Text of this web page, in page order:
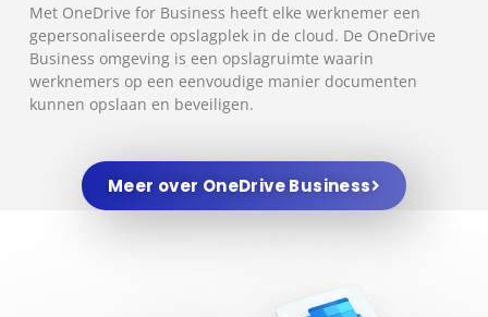
Met OneDrive for Business heeft elke werknemer een
gepersonaliseerde opslagplek in de cloud. De OneDrive
Business omgeving is een opslagruimte waarin
werknemers op een eenvoudige manier documenten
kunnen opslaan en beveiligen.
Meer over OneDrive Business